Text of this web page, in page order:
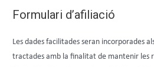
Formulari d’afiliació
Les dades facilitades seran incorporades
tractades amb la finalitat de mantenir les